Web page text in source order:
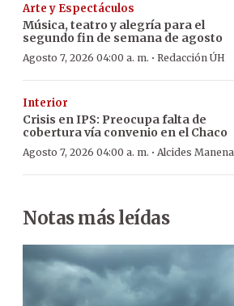
Arte y Espectáculos
Música, teatro y alegría para el
segundo fin de semana de agosto
Agosto 7, 2026 04:00 a. m. · Redacción ÚH
Interior
Crisis en IPS: Preocupa falta de
cobertura vía convenio en el Chaco
Agosto 7, 2026 04:00 a. m. · Alcides Manena
Notas más leídas